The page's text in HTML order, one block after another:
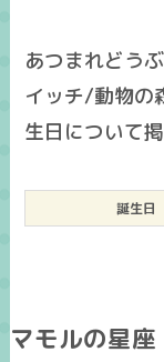
あつまれどう
イッチ/動物の
生日について
誕生日
マモルの星座